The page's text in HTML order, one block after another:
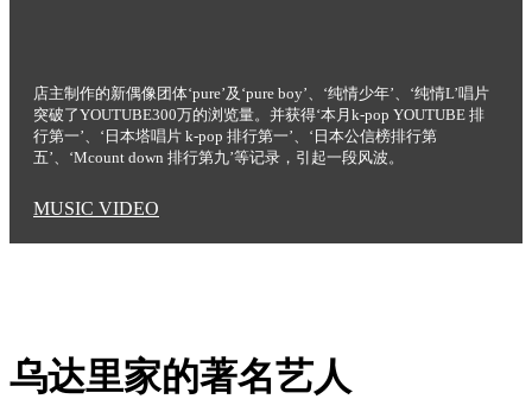
店主制作的新偶像团体‘pure’及‘pure boy’、‘纯情少年’、‘纯情L’唱片
突破了YOUTUBE300万的浏览量。并获得‘本月k-pop YOUTUBE 排
行第一’、‘日本塔唱片 k-pop 排行第一’、‘日本公信榜排行第
五’、‘Mcount down 排行第九’等记录，引起一段风波。
MUSIC VIDEO
乌达里家的著名艺人